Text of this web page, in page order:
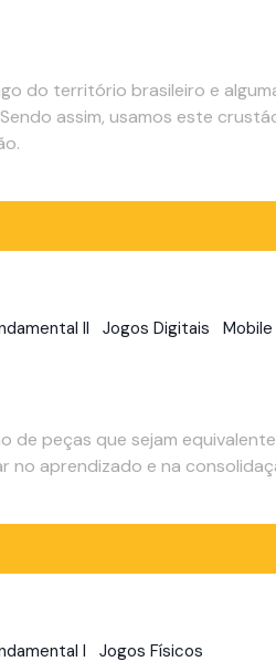
do território brasileiro e
assim, usamos este
II Jogos Digitais Mobile
peças que sejam
no aprendizado e na
I Jogos Físicos